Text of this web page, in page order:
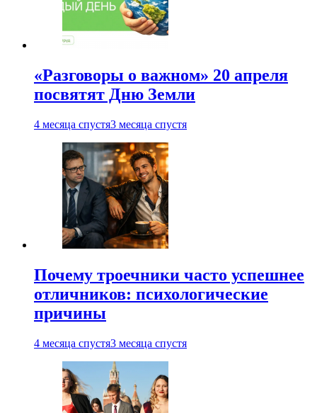
«Разговоры о важном» 20 апреля
посвятят Дню Земли
4 месяца спустя3 месяца спустя
Почему троечники часто успешнее
отличников: психологические
причины
4 месяца спустя3 месяца спустя